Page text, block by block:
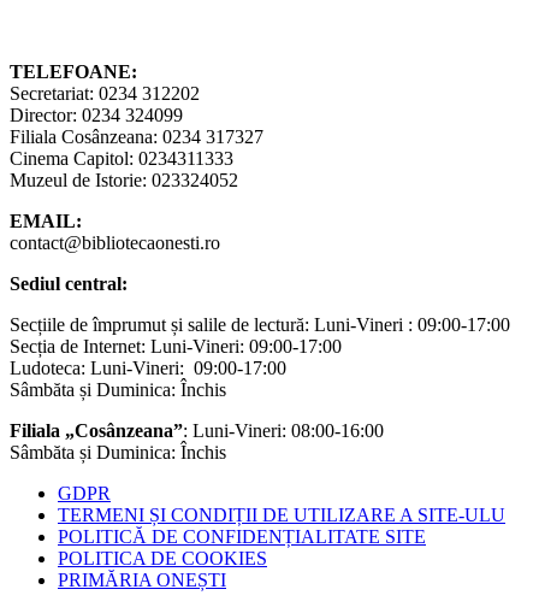
TELEFOANE:
Secretariat: 0234 312202
Director: 0234 324099
Filiala Cosânzeana: 0234 317327
Cinema Capitol: 0234311333
Muzeul de Istorie: 023324052
EMAIL:
contact@bibliotecaonesti.ro
Sediul central:
Secțiile de împrumut și salile de lectură: Luni-Vineri : 09:00-17:00
Secția de Internet: Luni-Vineri: 09:00-17:00
Ludoteca: Luni-Vineri: 09:00-17:00
Sâmbăta și Duminica: Închis
Filiala „Cosânzeana”: Luni-Vineri: 08:00-16:00
Sâmbăta și Duminica: Închis
GDPR
TERMENI ȘI CONDIȚII DE UTILIZARE A SITE-ULU
POLITICĂ DE CONFIDENȚIALITATE SITE
POLITICA DE COOKIES
PRIMĂRIA ONEȘTI